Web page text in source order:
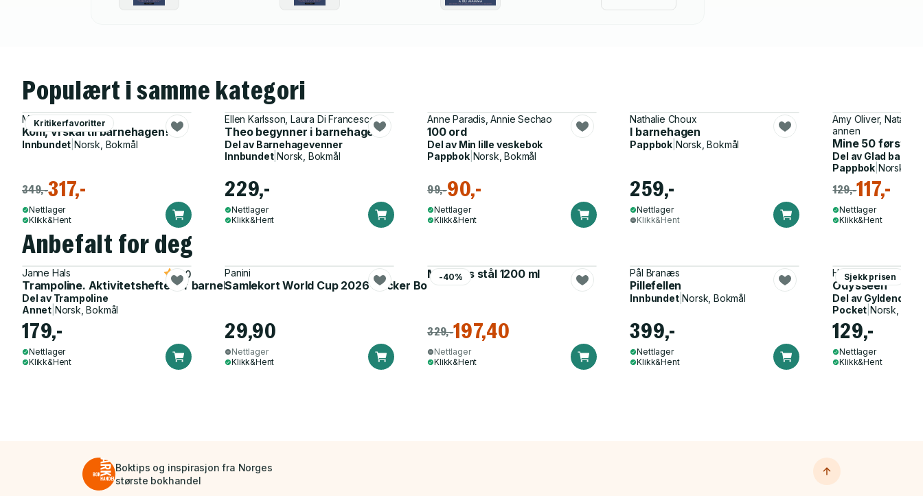
Populært i samme kategori
Kritikerfavoritter
Magnhild Winsnes
Kom, vi skal til barnehagen!
Innbundet |Norsk, Bokmål
349,-317,-
Nettlager
Klikk&Hent
Ellen Karlsson, Laura Di Francesco
Theo begynner i barnehagen
Del av Barnehagevenner
Innbundet|Norsk, Bokmål
229,-
Nettlager
Klikk&Hent
Anne Paradis, Annie Sechao
100 ord
Del av Min lille veskebok
Pappbok| Norsk, Bokmål
99,-90,-
Nettlager
Klikk&Hent
Nathalie Choux
I barnehagen
Pappbok| Norsk, Bokmål
259,-
Nettlager
Klikk&Hent
Amy Oliver, Natalie
annen
Mine 50 første
Del av Glad baby
Pappbok Norsk,
129,-117,-
Nettlager
Klikk&Hent
Anbefalt for deg
Janne Hals
Trampoline. Aktivitetshefte for barnehagen
5.0
Del av Trampoline
Annet Norsk, Bokmål
179,-
Nettlager
Klikk&Hent
Panini
Samlekort World Cup 2026 Sticker Booster
29,90
Nettlager
Klikk&Hent
-40%
Matboks stål 1200 ml
329,-197,40
Nettlager
Klikk&Hent
Pål Branæs
Pillefellen
Innbundet|Norsk, Bokmål
399,-
Nettlager
Klikk&Hent
Sjekk prisen
Homer, John
Odysseen
Del av Gyldendal
Pocket |Norsk,
129,-
Nettlager
Klikk&Hent
Boktips og inspirasjon fra Norges
største bokhandel